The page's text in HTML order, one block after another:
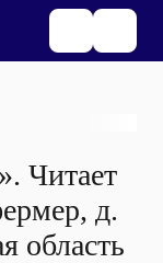
Читает
д.
область